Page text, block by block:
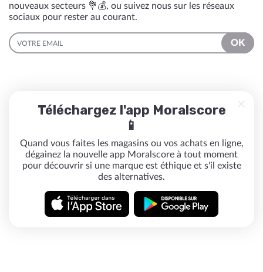
nouveaux secteurs 💐💰, ou suivez nous sur les réseaux
sociaux pour rester au courant.
EMAIL
OK
Téléchargez l'app Moralscore
📱
Quand vous faites les magasins ou vos achats en ligne,
dégainez la nouvelle app Moralscore à tout moment
pour découvrir si une marque est éthique et s'il existe
des alternatives.